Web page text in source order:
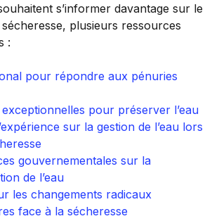
s’informer davantage sur le
plusieurs ressources
:
pour répondre aux pénuries
pour préserver l’eau
sur la gestion de l’eau lors
gouvernementales sur la
de l’eau
les changements radicaux
face à la sécheresse